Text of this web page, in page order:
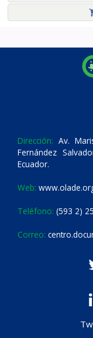
Dirección: Av.
Fernández
Ecuador.
Web:
Teléfono: (593 2)
Correo: